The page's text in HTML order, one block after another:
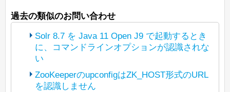
過去の類似のお問い合わせ
Solr 8.7 を Java 11 Open J9 で起動するとき
に、コマンドラインオプションが認識されな
い
(The bot translated the original post
ZooKeeperのupconfigはZK_HOST形式のURL
を認識しません